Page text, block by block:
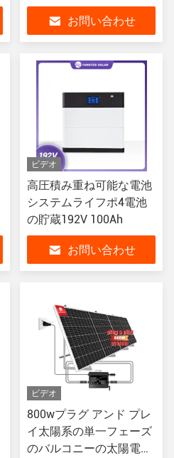
お問い合わせ
ビデオ
高圧積み重ね可能な電池
システムライフポ4電池
の貯蔵192V 100Ah
お問い合わせ
ビデオ
800wプラグ アンド プレ
イ太陽系の単一フェーズ
のバルコニーの太陽電池